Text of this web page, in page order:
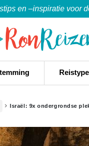
en –inspiratie voor
Reistype
Israël: 9x ondergrondse